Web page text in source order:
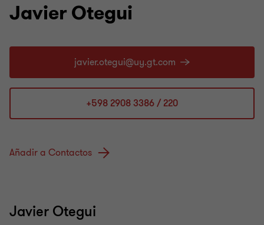
Javier Otegui
+598 2908 3386 / 220
Añadir a Contactos
Javier Otegui